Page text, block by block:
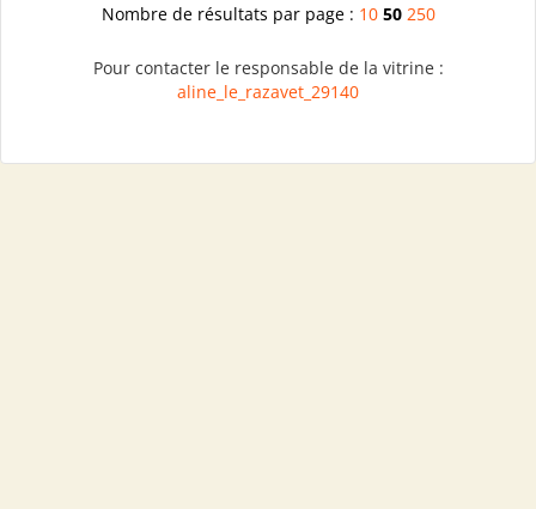
Nombre de résultats par page : 10 50 250
Pour contacter le responsable de la vitrine :
aline_le_razavet_29140